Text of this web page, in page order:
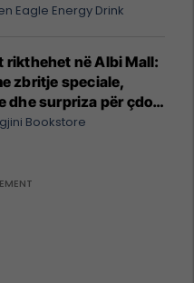
Eagle Energy Drink
rikthehet në Albi Mall:
zbritje speciale,
dhe surpriza për çdo
Bookstore